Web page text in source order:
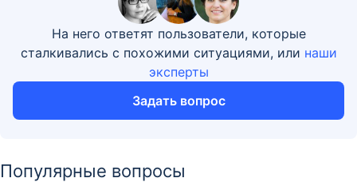
На него ответят пользователи, которые
сталкивались с похожими ситуациями, или наши
эксперты
Задать вопрос
Популярные вопросы